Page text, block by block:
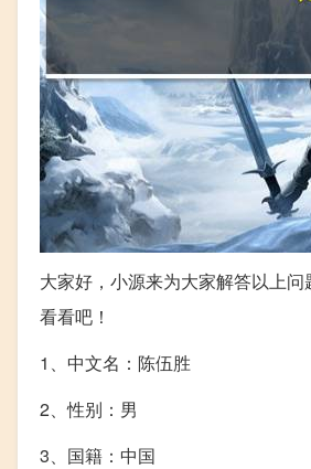
大家好，小源来为大家解答以上
看看吧！
1、中文名：陈伍胜
2、性别：男
3、国籍：中国